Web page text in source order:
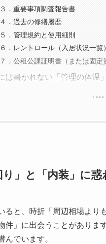
３．重要事項調査報告書
４．過去の修繕履歴
５．管理規約と使用細則
６．レントロール（入居状況一覧）
７．公租公課証明書（または固定
は書かれない「管理の体温
」と「内装」に
ると、時折「周辺相場より
件」に出会うことがありま
んでいます。